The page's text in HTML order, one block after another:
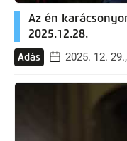
Az én
2025.12.28.
Adás 2025. 12.